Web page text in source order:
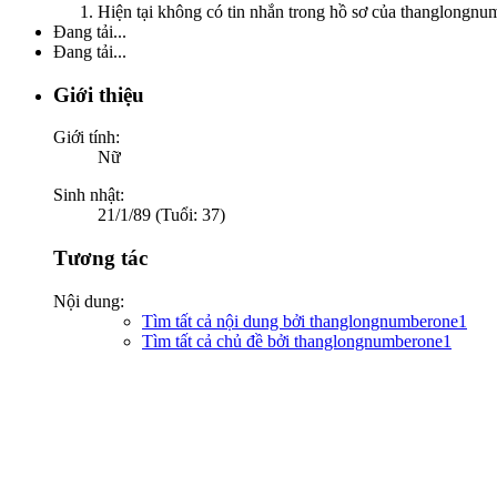
Hiện tại không có tin nhắn trong hồ sơ của
Đang tải...
Đang tải...
Giới thiệu
Giới tính:
Nữ
Sinh nhật:
21/1/89 (Tuổi: 37)
Tương tác
Nội dung:
Tìm tất cả nội dung bởi thanglongnumberone1
Tìm tất cả chủ đề bởi thanglongnumberone1